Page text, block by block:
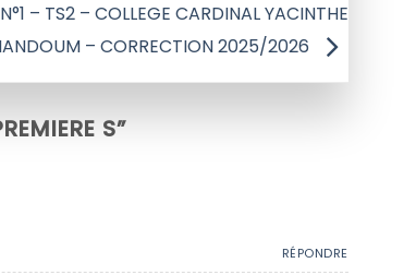
– TS2 – COLLEGE CARDINAL YACINTHE
– CORRECTION 2025/2026
S”
RÉPONDRE